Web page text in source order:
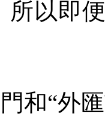
所以即
和“外